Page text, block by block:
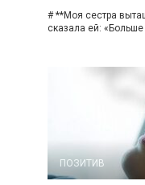
# **Моя сестра
сказала ей:
ПОЗИТИВ